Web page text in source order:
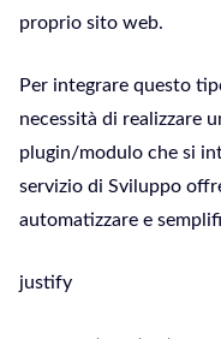
proprio sito web.
Per integrare questo
necessità di realizzare
plugin/modulo che si
servizio di Sviluppo
automatizzare e
justify